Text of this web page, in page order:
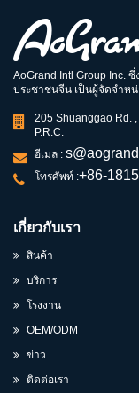
AoGrand Intl Group Inc.
ประชาชนจีน เป็นผู้จัดจำห
205 Shuanggao Rd.
P.R.C.
อีเมล :
โทรศัพท์ :+86-
เกี่ยวกับเรา
สินค้า
บริการ
โรงงาน
OEM/ODM
ข่าว
ติดต่อเรา